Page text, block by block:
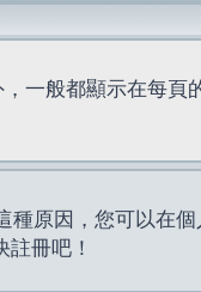
一般都顯示在每頁
原因，您可以在
冊吧！